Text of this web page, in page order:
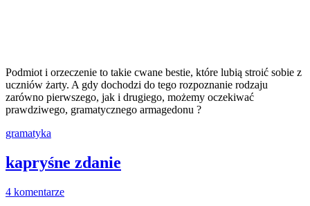
Podmiot i orzeczenie to takie cwane bestie, które lubią stroić sobie z
uczniów żarty. A gdy dochodzi do tego rozpoznanie rodzaju
zarówno pierwszego, jak i drugiego, możemy oczekiwać
prawdziwego, gramatycznego armagedonu ?
gramatyka
kapryśne zdanie
4 komentarze